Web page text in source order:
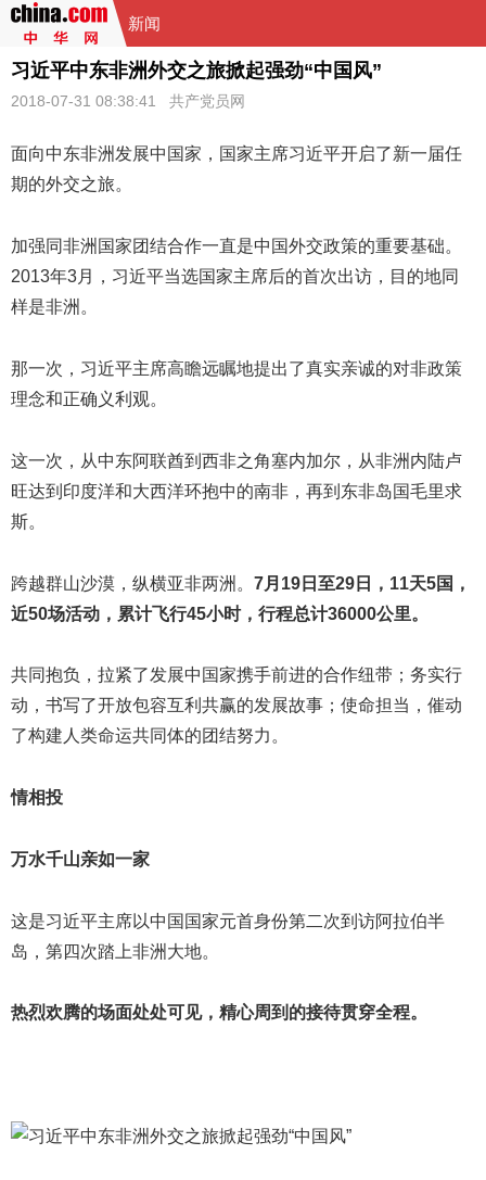
新闻
习近平中东非洲外交之旅掀起强劲“中国风”
2018-07-31 08:38:41 共产党员网
面向中东非洲发展中国家，国家主席习近平开启了新一届任
期的外交之旅。
加强同非洲国家团结合作一直是中国外交政策的重要基础。
2013年3月，习近平当选国家主席后的首次出访，目的地同
样是非洲。
那一次，习近平主席高瞻远瞩地提出了真实亲诚的对非政策
理念和正确义利观。
这一次，从中东阿联酋到西非之角塞内加尔，从非洲内陆卢
旺达到印度洋和大西洋环抱中的南非，再到东非岛国毛里求
斯。
跨越群山沙漠，纵横亚非两洲。 7月19日至29日，11天5国，
近50场活动，累计飞行45小时，行程总计36000公里。
共同抱负，拉紧了发展中国家携手前进的合作纽带；务实行
动，书写了开放包容互利共赢的发展故事；使命担当，催动
了构建人类命运共同体的团结努力。
情相投
万水千山亲如一家
这是习近平主席以中国国家元首身份第二次到访阿拉伯半
岛，第四次踏上非洲大地。
热烈欢腾的场面处处可见，精心周到的接待贯穿全程。